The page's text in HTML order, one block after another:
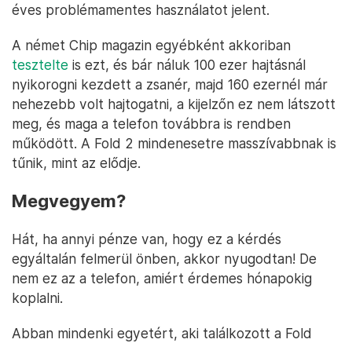
éves problémamentes használatot jelent.
A német Chip magazin egyébként akkoriban
tesztelte is ezt, és bár náluk 100 ezer hajtásnál
nyikorogni kezdett a zsanér, majd 160 ezernél már
nehezebb volt hajtogatni, a kijelzőn ez nem látszott
meg, és maga a telefon továbbra is rendben
működött. A Fold 2 mindenesetre masszívabbnak is
tűnik, mint az elődje.
Megvegyem?
Hát, ha annyi pénze van, hogy ez a kérdés
egyáltalán felmerül önben, akkor nyugodtan! De
nem ez az a telefon, amiért érdemes hónapokig
koplalni.
Abban mindenki egyetért, aki találkozott a Fold